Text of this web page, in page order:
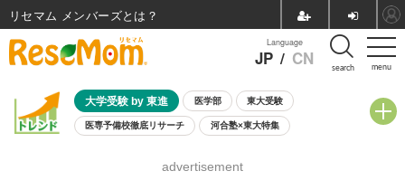
menu
Language
JP / CN search
大学受験 by 東進 医学部 東大受験
医専予備校徹底リサーチ 河合塾×東大特集
8月開催学校説明会・相談会
advertisement
リセマム メンバーズ